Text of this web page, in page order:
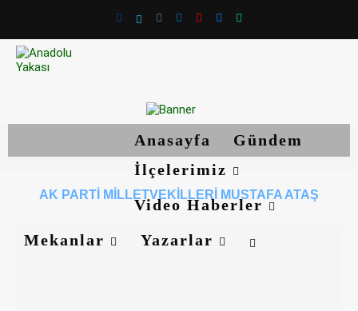
Anasayfa
Gündem
İlçelerimiz
Video Haberler
Mekanlar
Yazarlar
AK PARTI MILLETVEKILLERI MUSTAFA ATAŞ